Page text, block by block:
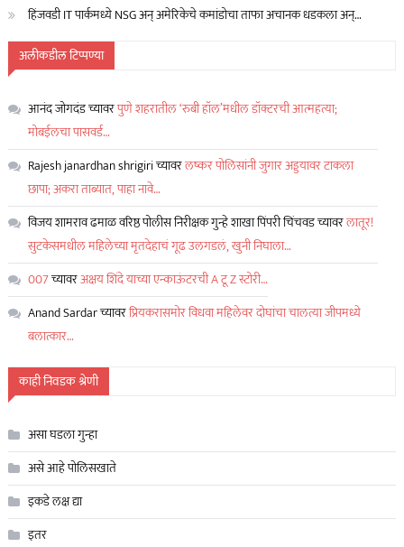
हिंजवडी IT पार्कमध्ये NSG अन् अमेरिकेचे कमांडोचा ताफा अचानक धडकला अन्…
अलीकडील टिप्पण्या
आनंद जोगदंडच्यावरपुणे शहरातील ‘रुबी हॉल’मधील डॉक्टरची आत्महत्या;
मोबईलचा पासवर्ड…
Rajesh janardhan shrigiriच्यावरलष्कर पोलिसांनी जुगार अड्डयावर टाकला
छापा; अकरा ताब्यात, पाहा नावे…
विजय शामराव ढमाळ वरिष्ठ पोलीस निरीक्षक गुन्हे शाखा पिंपरी चिंचवडच्यावरलातूर!
सुटकेसमधील महिलेच्या मृतदेहाचं गूढ उलगडलं, खुनी निघाला…
007च्यावरअक्षय शिंदे याच्या एन्काऊंटरची A टू Z स्टोरी…
Anand Sardarच्यावरप्रियकरासमोर विधवा महिलेवर दोघांचा चालत्या जीपमध्ये
बलात्कार…
काही निवडक श्रेणी
असा घडला गुन्हा
असे आहे पोलिसखाते
इकडे लक्ष द्या
इतर